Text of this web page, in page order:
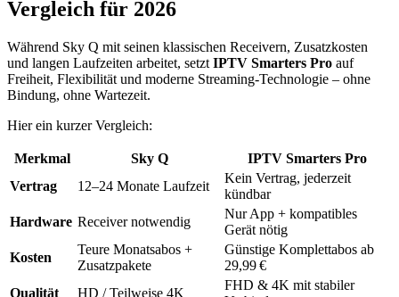
Vergleich für 2026
Während Sky Q mit seinen klassischen Receivern, Zusatzkosten
und langen Laufzeiten arbeitet, setzt IPTV Smarters Pro auf
Freiheit, Flexibilität und moderne Streaming-Technologie – ohne
Bindung, ohne Wartezeit.
Hier ein kurzer Vergleich:
Merkmal Sky Q
IPTV Smarters Pro
Vertrag
12–24 Monate Laufzeit
Kein Vertrag, jederzeit
kündbar
Hardware Receiver notwendig
Nur App + kompatibles
Gerät nötig
Kosten
Teure Monatsabos +
Zusatzpakete
Günstige Komplettabos ab
29,99 €
Qualität
HD / Teilweise 4K
FHD & 4K mit stabiler